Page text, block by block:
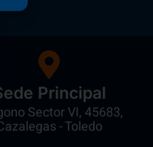
Principal
Sector VI, 45683,
- Toledo